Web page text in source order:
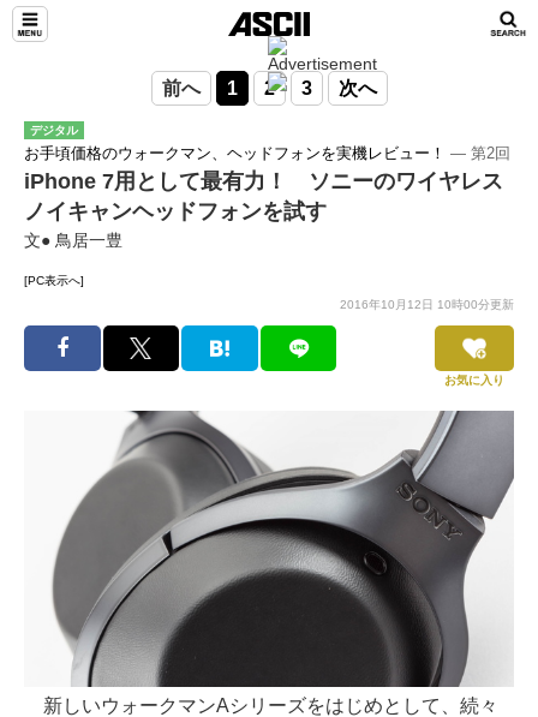
前へ 1 2 3 次へ
デジタル
お手頃価格のウォークマン、ヘッドフォンを実機レビュー！ ― 第2回
iPhone 7用として最有力！ ソニーのワイヤレス
ノイキャンヘッドフォンを試す
文● 鳥居一豊
[PC表示へ]
2016年10月12日 10時00分更新
お気に入り
新しいウォークマンAシリーズをはじめとして、続々